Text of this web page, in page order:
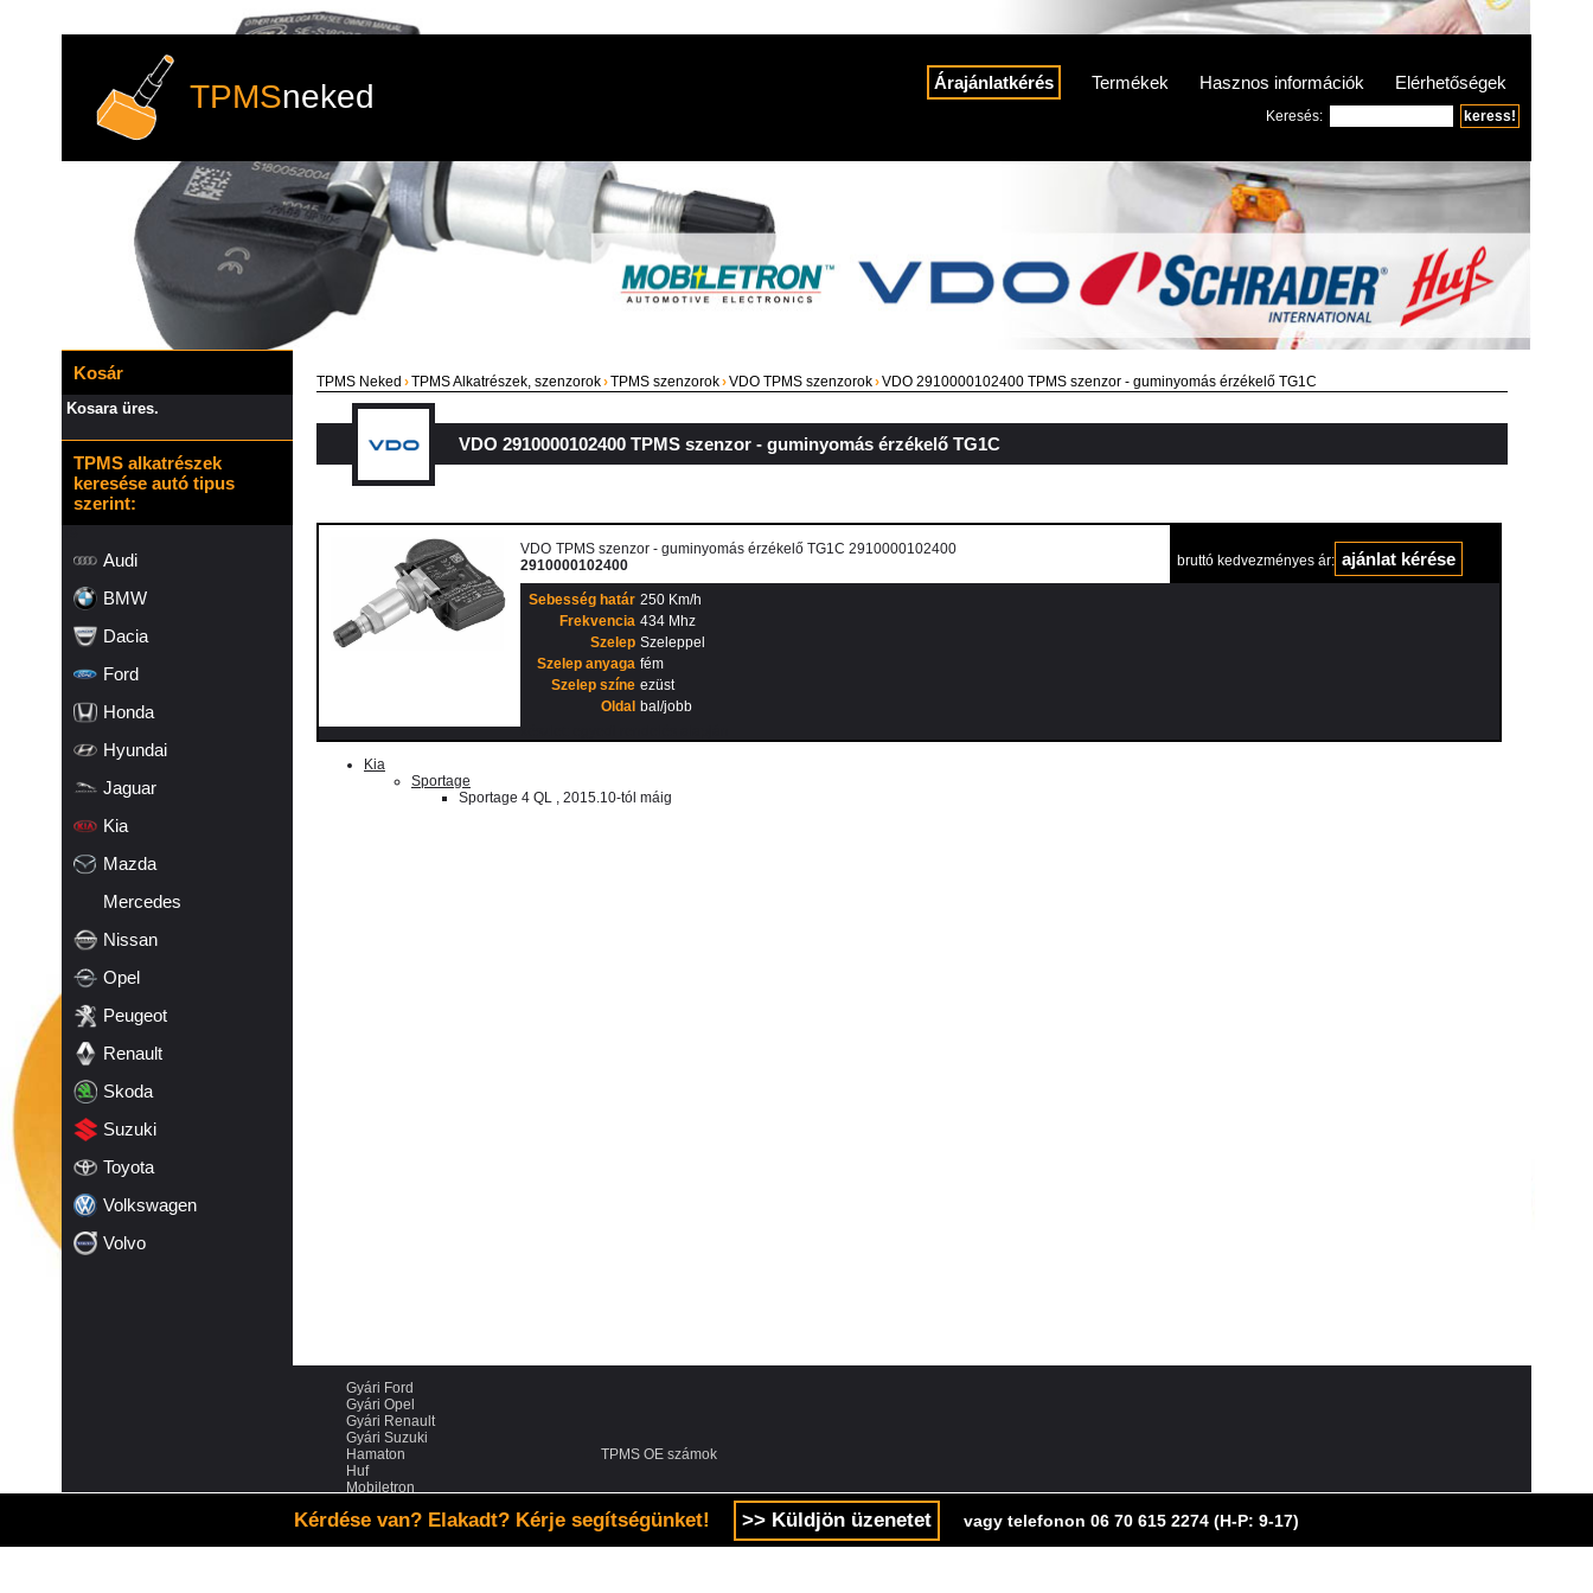
TPMSneked Árajánlatkérés Termékek Hasznos információk Elérhetőségek
Keresés:
Kosár
Kosara üres.
TPMS alkatrészek
keresése autó tipus
szerint:
Audi
BMW
Dacia
Ford
Honda
Hyundai
Jaguar
Kia
Mazda
Mercedes
Nissan
Opel
Peugeot
Renault
Skoda
Suzuki
Toyota
Volkswagen
Volvo
TPMS Neked ›TPMS Alkatrészek, szenzorok›TPMS szenzorok›VDO TPMS szenzorok›VDO 2910000102400 TPMS szenzor - guminyomás érzékelő TG1C
VDO 2910000102400 TPMS szenzor - guminyomás érzékelő TG1C
VDO TPMS szenzor - guminyomás érzékelő TG1C 2910000102400
2910000102400
bruttó kedvezményes ár: ajánlat kérése
Sebesség határ 250 Km/h
Frekvencia 434 Mhz
Szelep Szeleppel
Szelep anyaga fém
Szelep színe ezüst
Oldal bal/jobb
Kia
Sportage
Sportage 4 QL , 2015.10-tól máig
Gyári Ford
Gyári Opel
Gyári Renault
Gyári Suzuki
Hamaton
Huf
Mobiletron
VDO
TPMS OE számok
Kérdése van? Elakadt? Kérje segítségünket! >> Küldjön üzenetet vagy telefonon 06 70 615 2274 (H-P: 9-17)